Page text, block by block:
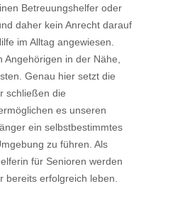
Betreuungshelfer oder
daher kein Anrecht darauf
im Alltag angewiesen.
in der Nähe,
Genau hier setzt die
schließen die
es unseren
ein selbstbestimmtes
zu führen. Als
für Senioren werden
bereits erfolgreich leben.